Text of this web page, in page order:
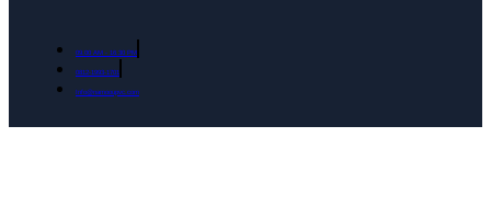
09.00 AM - 16.30 PM
0812-1993-1701
Info@namooupvc.com